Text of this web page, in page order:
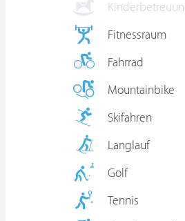
Fitnessraum
Fahrrad
Mountainbike
Skifahren
Langlauf
Golf
Tennis